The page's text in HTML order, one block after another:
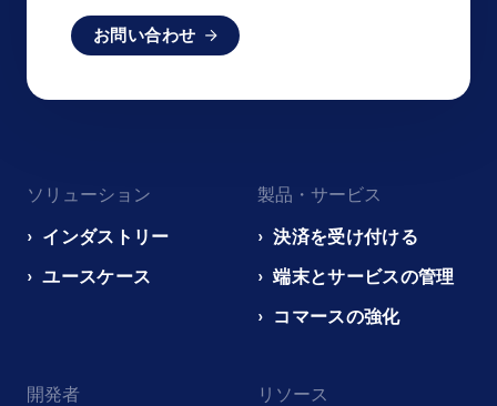
お問い合わせ
navigation
EN
ソリューション
インダストリー
ユースケース
製品・サービス
決済を受け付ける
端末とサービスの管理
コマースの強化
開発者
リソース